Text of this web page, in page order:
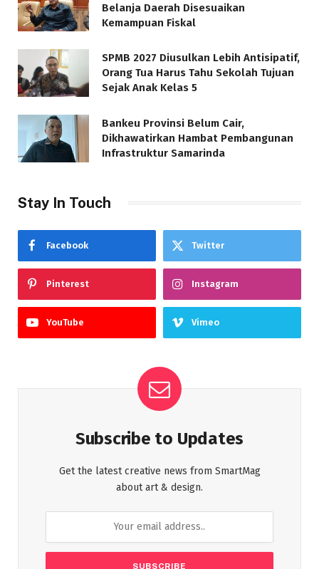
Belanja Daerah Disesuaikan
Kemampuan Fiskal
SPMB 2027 Diusulkan Lebih Antisipatif,
Orang Tua Harus Tahu Sekolah Tujuan
Sejak Anak Kelas 5
Bankeu Provinsi Belum Cair,
Dikhawatirkan Hambat Pembangunan
Infrastruktur Samarinda
Stay In Touch
Facebook Twitter
Pinterest Instagram
YouTube Vimeo
Subscribe to Updates
Get the latest creative news from SmartMag
about art & design.